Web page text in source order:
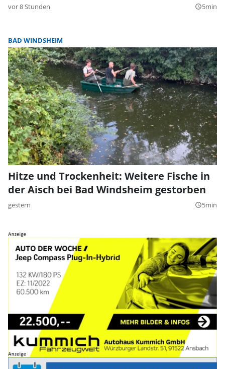
vor 8 Stunden query_builder5min
BAD WINDSHEIM
Hitze und Trockenheit: Weitere Fische in
der Aisch bei Bad Windsheim gestorben
gestern query_builder5min